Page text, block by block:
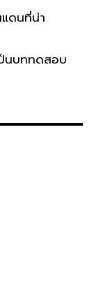
แดนที่น่า
นบททดสอบ